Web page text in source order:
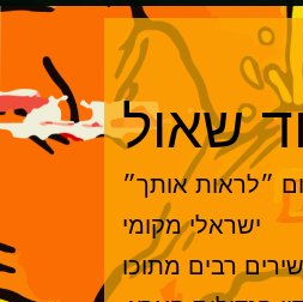
שאול
״לראות אותך״
ישראלי מקומי
רבים מתוכו